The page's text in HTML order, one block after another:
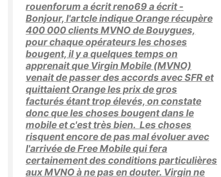
rouenforum a écrit reno69 a écrit -
Bonjour, l'artcle indique Orange récupère
400 000 clients MVNO de Bouygues,
pour chaque opérateurs les choses
bougent, il y a quelques temps on
apprenait que Virgin Mobile (MVNO)
venait de passer des accords avec SFR et
quittaient Orange les prix de gros
facturés étant trop élevés, on constate
donc que les choses bougent dans le
mobile et c'est très bien. Les choses
risquent encore de pas mal évoluer avec
l'arrivée de Free Mobile qui fera
certainement des conditions particulières
aux MVNO à ne pas en douter. Virgin ne